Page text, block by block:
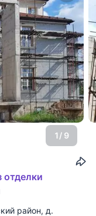
1/ 9
район, д.